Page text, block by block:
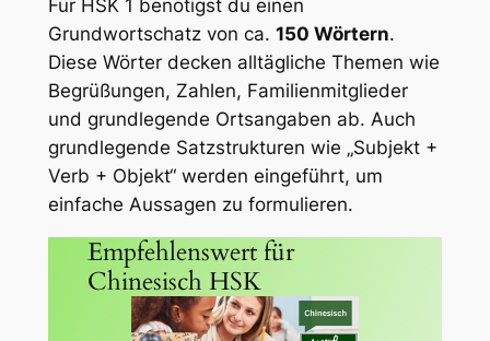
Für HSK 1 benötigst du einen
Grundwortschatz von ca. 150 Wörtern.
Diese Wörter decken alltägliche Themen wie
Begrüßungen, Zahlen, Familienmitglieder
und grundlegende Ortsangaben ab. Auch
grundlegende Satzstrukturen wie „Subjekt +
Verb + Objekt“ werden eingeführt, um
einfache Aussagen zu formulieren.
Empfehlenswert für
Chinesisch HSK